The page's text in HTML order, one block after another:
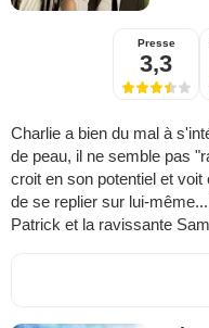
Presse
3,3
Charlie a bien du mal à
de peau, il ne semble pas
croit en son potentiel et
de se replier sur lui-
Patrick et la ravissante